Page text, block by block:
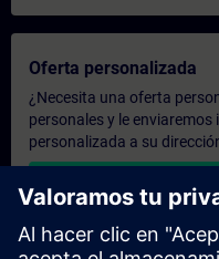
Oferta personalizada
¿Necesita una oferta
personales y le
personalizada a su
Enviar una oferta